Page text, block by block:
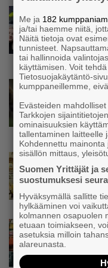
Isät
satoja
Uutinen
mentävä
vahingot
yrittäjän
Uutinen
Yrittäjien
Uutinen
Matti
Me ja 182
ja/tai haemme niitä,
Näitä tietoja ovat
tunnisteet.
tai hallinnoida
käyttämisen. Voit
Tietosuojakäytäntö-
kumppaneillemme,
Evästeiden
Tarkkojen
ominaisuuksien
tallentaminen laitteelle
Kohdennettu
sisällön mittaus,
Suomen Yrittäjät ja
suostumuksesi
Hyväksymällä sallitte
hylkääminen voi
kolmannen osapuolen
etuaan toimiakseen,
asetuksia milloin
alareunasta.